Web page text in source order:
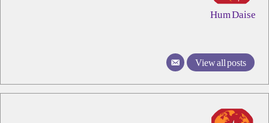
Hum Daise
View all posts